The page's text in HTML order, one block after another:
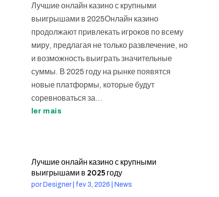
Лучшие онлайн казино с крупными
выигрышами в 2025Онлайн казино
продолжают привлекать игроков по всему
миру, предлагая не только развлечение, но
и возможность выиграть значительные
суммы. В 2025 году на рынке появятся
новые платформы, которые будут
соревноваться за...
ler mais
Лучшие онлайн казино с крупными
выигрышами в 2025 году
por Designer| fev 3, 2026 News